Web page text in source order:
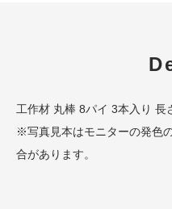
工作材 丸棒 8パイ 3本入り 長
※写真見本はモニターの発色
合があります。